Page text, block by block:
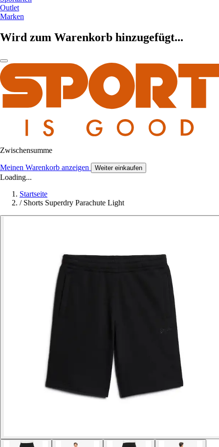
Outlet
Marken
Wird zum Warenkorb hinzugefügt...
Zwischensumme
Meinen Warenkorb anzeigen Weiter einkaufen
Loading...
Startseite
/ Shorts Superdry Parachute Light